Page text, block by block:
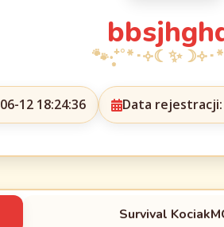
12 18:24:36 Data rejestracji:
Survival